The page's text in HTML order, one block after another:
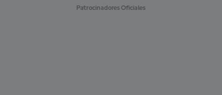
Patrocinadores Oficiales